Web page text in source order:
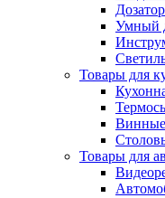
Умный
Товары для
Товары для